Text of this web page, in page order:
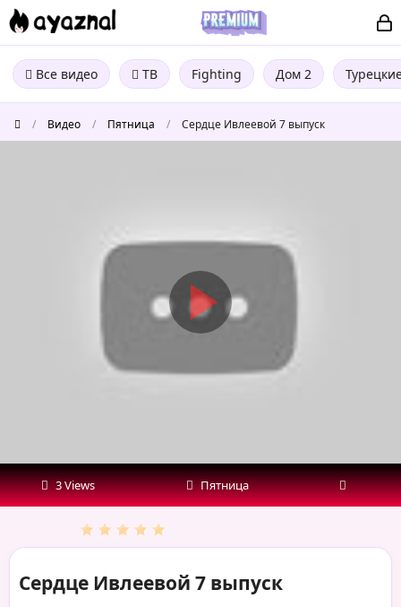
Все видео ТВ Fighting Дом 2
/ Видео / Пятница / Сердце Ивлеевой 7 выпуск
3 Views Пятница
Сердце Ивлеевой 7 выпуск